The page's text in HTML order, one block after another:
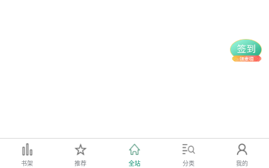
书架 推荐 全站 分类 我的